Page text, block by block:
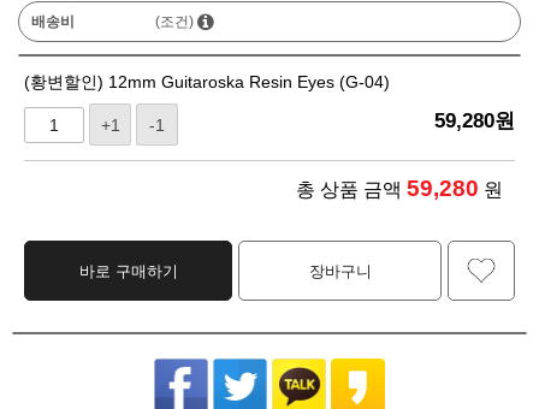
배송비 (조건)
(황변할인) 12mm Guitaroska Resin Eyes (G-04)
+1 -1 59,280원
총 상품 금액 59,280 원
바로 구매하기 장바구니